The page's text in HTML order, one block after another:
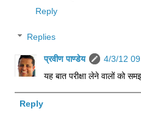
Reply
Replies
प्रवीण पाण्डेय
4/3/12
यह बात परीक्षा लेने वालों को
Reply